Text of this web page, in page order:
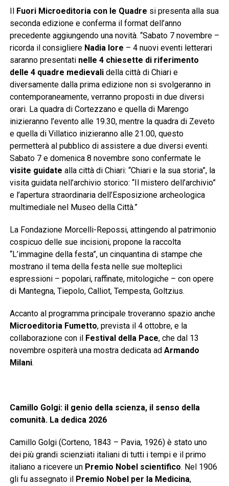
Fuori Microeditoria con le Quadre si presenta alla sua
seconda edizione e conferma il format dell’anno
precedente aggiungendo una novità. “Sabato 7 novembre –
ricorda il consigliere Nadia Iore – 4 nuovi eventi letterari
saranno presentati nelle 4 chiesette di riferimento
delle 4 quadre medievali della città di Chiari e
diversamente dalla prima edizione non si svolgeranno in
contemporaneamente, verranno proposti in due diversi
orari. La quadra di Cortezzano e quella di Marengo
inizieranno l’evento alle 19.30, mentre la quadra di Zeveto
e quella di Villatico inizieranno alle 21.00, questo
permetterà al pubblico di assistere a due diversi eventi.
Sabato 7 e domenica 8 novembre sono confermate le
visite guidate alla città di Chiari: “Chiari e la sua storia”, la
visita guidata nell’archivio storico: “Il mistero dell’archivio”
e l’apertura straordinaria dell’Esposizione archeologica
multimediale nel Museo della Città.”
La Fondazione Morcelli-Repossi, attingendo al patrimonio
cospicuo delle sue incisioni, propone la raccolta
“L’immagine della festa”, un cinquantina di stampe che
mostrano il tema della festa nelle sue molteplici
espressioni – popolari, raffinate, mitologiche – con opere
di Mantegna, Tiepolo, Calliot, Tempesta, Goltzius.
Accanto al programma principale troveranno spazio anche
Microeditoria Fumetto, prevista il 4 ottobre, e la
collaborazione con il Festival della Pace, che dal 13
novembre ospiterà una mostra dedicata ad Armando
Milani.
Camillo Golgi: il genio della scienza, il senso della
comunità. La dedica 2026
Camillo Golgi (Corteno, 1843 – Pavia, 1926) è stato uno
dei più grandi scienziati italiani di tutti i tempi e il primo
italiano a ricevere un Premio Nobel scientifico. Nel 1906
gli fu assegnato il Premio Nobel per la Medicina,